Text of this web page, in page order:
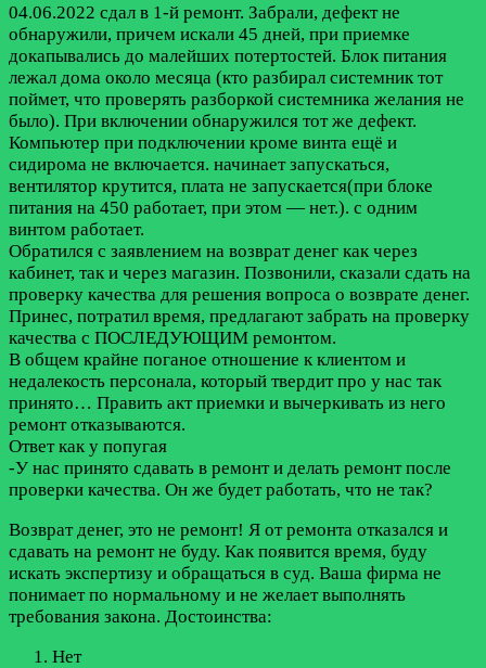
04.06.2022 сдал в 1-й ремонт. Забрали, дефект не
обнаружили, причем искали 45 дней, при приемке
докапывались до малейших потертостей. Блок питания
лежал дома около месяца (кто разбирал системник тот
поймет, что проверять разборкой системника желания не
было). При включении обнаружился тот же дефект.
Компьютер при подключении кроме винта ещё и
сидирома не включается. начинает запускаться,
вентилятор крутится, плата не запускается(при блоке
питания на 450 работает, при этом — нет.). с одним
винтом работает.
Обратился с заявлением на возврат денег как через
кабинет, так и через магазин. Позвонили, сказали сдать на
проверку качества для решения вопроса о возврате денег.
Принес, потратил время, предлагают забрать на проверку
качества с ПОСЛЕДУЮЩИМ ремонтом.
В общем крайне поганое отношение к клиентом и
недалекость персонала, который твердит про у нас так
принято… Править акт приемки и вычеркивать из него
ремонт отказываются.
Ответ как у попугая
-У нас принято сдавать в ремонт и делать ремонт после
проверки качества. Он же будет работать, что не так?
Возврат денег, это не ремонт! Я от ремонта отказался и
сдавать на ремонт не буду. Как появится время, буду
искать экспертизу и обращаться в суд. Ваша фирма не
понимает по нормальному и не желает выполнять
требования закона. Достоинства:
Нет